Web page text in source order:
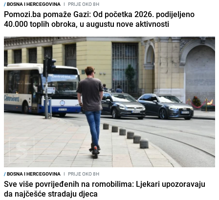
/BOSNA I HERCEGOVINA I PRIJE OKO 8H
Pomozi.ba pomaže Gazi: Od početka 2026. podijeljeno
40.000 toplih obroka, u augustu nove aktivnosti
/BOSNA I HERCEGOVINA I PRIJE OKO 8H
Sve više povrijeđenih na romobilima: Ljekari upozoravaju
da najčešće stradaju djeca